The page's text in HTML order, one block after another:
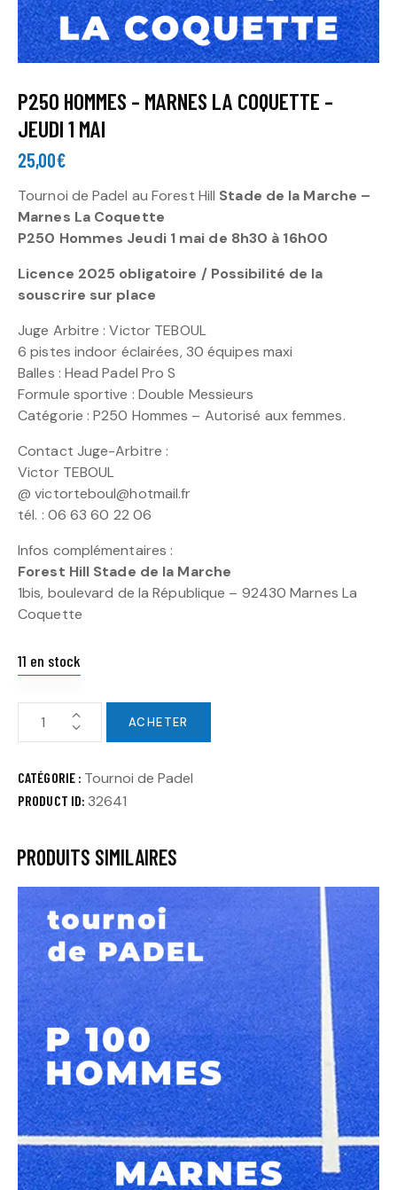
P250 HOMMES – MARNES LA COQUETTE –
JEUDI 1 MAI
25,00€
Tournoi de Padel au Forest Hill Stade de la Marche –
Marnes La Coquette
P250 Hommes Jeudi 1 mai de 8h30 à 16h00
Licence 2025 obligatoire / Possibilité de la
souscrire sur place
Juge Arbitre : Victor TEBOUL
6 pistes indoor éclairées, 30 équipes maxi
Balles : Head Padel Pro S
Formule sportive : Double Messieurs
Catégorie : P250 Hommes – Autorisé aux femmes.
Contact Juge-Arbitre :
Victor TEBOUL
@ victorteboul@hotmail.fr
tél. : 06 63 60 22 06
Infos complémentaires :
Forest Hill Stade de la Marche
1bis, boulevard de la République – 92430 Marnes La
Coquette
11 en stock
ACHETER
CATÉGORIE : Tournoi de Padel
PRODUCT ID: 32641
PRODUITS SIMILAIRES